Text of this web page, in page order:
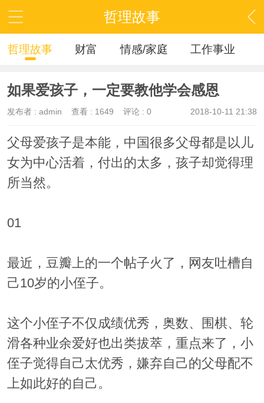
哲理故事
哲理故事 财富 情感/家庭 工作事业
如果爱孩子，一定要教他学会感恩
2018-10-11 21:38
发布者 : admin 查看 : 1649 评论 : 0
父母爱孩子是本能，中国很多父母都是以儿
女为中心活着，付出的太多，孩子却觉得理
所当然。
01
最近，豆瓣上的一个帖子火了，网友吐槽自
己10岁的小侄子。
这个小侄子不仅成绩优秀，奥数、围棋、轮
滑各种业余爱好也出类拔萃，重点来了，小
侄子觉得自己太优秀，嫌弃自己的父母配不
上如此好的自己。